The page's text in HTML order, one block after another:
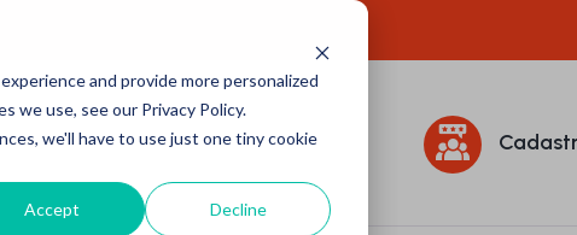
and provide more personalized
we use, see our Privacy Policy.
we'll have to use just one tiny cookie
Accept Decline